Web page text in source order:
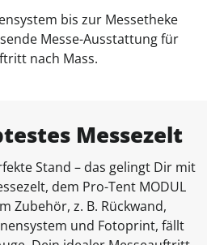
bis zur Messetheke
Messe-Ausstattung für
nach Mass.
Messezelt
Stand – das gelingt Dir mit
dem Pro-Tent MODUL
Zubehör, z. B. Rückwand,
und Fotoprint, fällt